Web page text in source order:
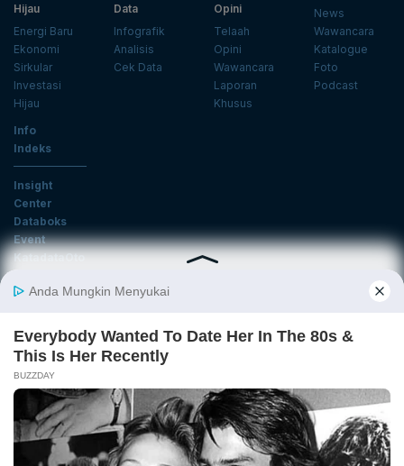
Hijau
Energi Baru
Ekonomi
Sirkular
Investasi
Hijau
Data
Infografik
Analisis
Cek Data
Opini
Telaah
Opini
Wawancara
Laporan
Khusus
News
Wawancara
Katalogue
Foto
Podcast
Info
Indeks
Insight
Center
Databoks
Event
KatadataOto
Email
Daftar
Tentang Katadata Advertising Karier Pedoman Media Siber